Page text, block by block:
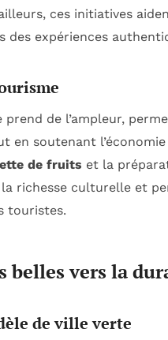
ces initiatives
expériences
prend de l’ampleur,
soutenant
de fruits et la
richesse culturelle et
touristes.
belles vers la
de ville verte